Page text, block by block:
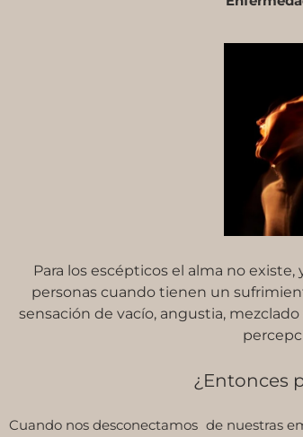
Para los escépticos el alma no
personas cuando tienen un
sensación de vacío, angustia,
¿Entonces
Cuando nos desconectamos de nuestras